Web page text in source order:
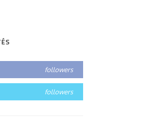
followers
followers